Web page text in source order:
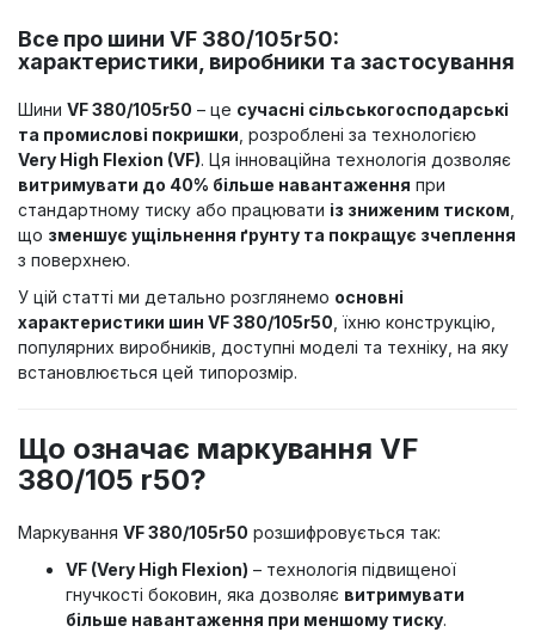
Все про шини VF 380/105r50:
характеристики, виробники та застосування
Шини VF 380/105r50 – це сучасні сільськогосподарські
та промислові покришки , розроблені за технологією
Very High Flexion (VF). Ця інноваційна технологія дозволяє
витримувати до 40% більше навантаження при
стандартному тиску або працювати із зниженим тиском
що зменшує ущільнення ґрунту та покращує зчеплення
з поверхнею.
У цій статті ми детально розглянемо основні
характеристики шин VF 380/105r50 , їхню конструкцію,
популярних виробників, доступні моделі та техніку, на яку
встановлюється цей типорозмір.
Що означає маркування VF
380/105 r50?
Маркування VF 380/105r50 розшифровується так:
VF (Very High Flexion) – технологія підвищеної
гнучкості боковин, яка дозволяє витримувати
більше навантаження при меншому тиску.